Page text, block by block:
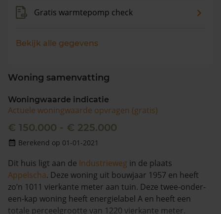
Gratis warmtepomp check
Bekijk alle gegevens
Woning samenvatting
Woningwaarde indicatie
Actuele woningwaarde opvragen (gratis)
€ 150.000 - € 225.000
Berekend op 01-01-2021
Dit huis ligt aan de Industrieweg in de plaats
Appelscha. Deze woning uit bouwjaar 1957 en heeft
zo’n 1011 vierkante meter aan tuin. Deze twee-onder-
een-kap woning heeft energielabel A en heeft een
totale perceelgrootte van 1220 vierkante meter.